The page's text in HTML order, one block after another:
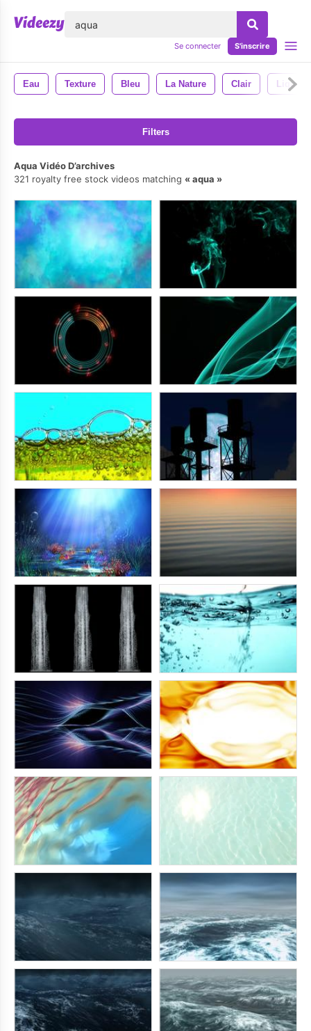
Se connecter S'inscrire
Eau Texture Bleu La Nature Clair Liquide
Filters
Aqua Vidéo D’archives
321 royalty free stock videos matching
aqua